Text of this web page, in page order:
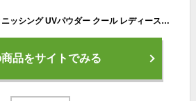
Chacott チャコット フィニッシング UVパウダー クール レディース&メンズ用 ジェンダーレスコスメ 15g パフ付 カラー 783 ブライトニングナチュラル
商品をサイトでみる